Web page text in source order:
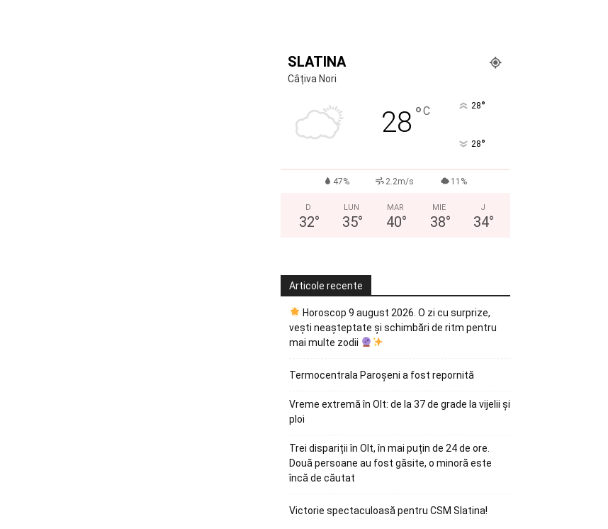
SLATINA
Câțiva Nori
28 °C 28°
28°
47% 2.2m/s 11%
D
32°
LUN
35°
MAR
40°
MIE
38°
J
34°
Articole recente
Horoscop 9 august 2026. O zi cu surprize,
vești neașteptate și schimbări de ritm pentru
mai multe zodii
Termocentrala Paroșeni a fost repornită
Vreme extremă în Olt: de la 37 de grade la vijelii și
ploi
Trei dispariții în Olt, în mai puțin de 24 de ore.
Două persoane au fost găsite, o minoră este
încă de căutat
Victorie spectaculoasă pentru CSM Slatina!